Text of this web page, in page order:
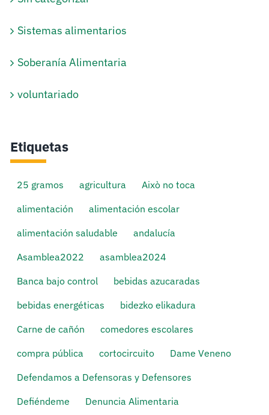
Sistemas alimentarios
Soberanía Alimentaria
voluntariado
Etiquetas
25 gramos agricultura
Això no toca
alimentación
alimentación escolar
alimentación saludable
andalucía
Asamblea2022
asamblea2024
Banca bajo control
bebidas azucaradas
bebidas energéticas
bidezko elikadura
Carne de cañón
comedores escolares
compra pública
cortocircuito
Dame Veneno
Defendamos a Defensoras y Defensores
Defiéndeme
Denuncia Alimentaria